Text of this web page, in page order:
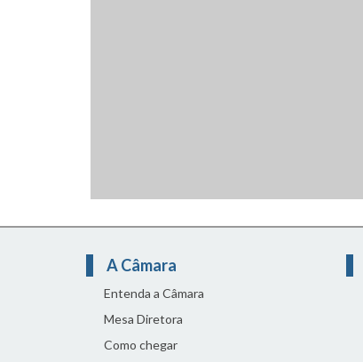
A Câmara
Entenda a Câmara
Mesa Diretora
Como chegar